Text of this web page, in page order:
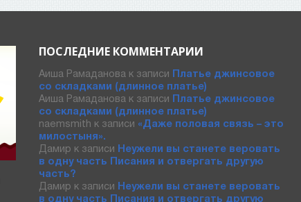
ПОСЛЕДНИЕ КОММЕНТАРИИ
Аиша Рамаданова к записи Платье джинсовое
со складками (длинное платье)
Аиша Рамаданова к записи Платье джинсовое
со складками (длинное платье)
naemsmith к записи «Даже половая связь – это
милостыня».
Дамир к записи Неужели вы станете веровать
в одну часть Писания и отвергать другую
часть?
Дамир к записи Неужели вы станете веровать
в одну часть Писания и отвергать другую